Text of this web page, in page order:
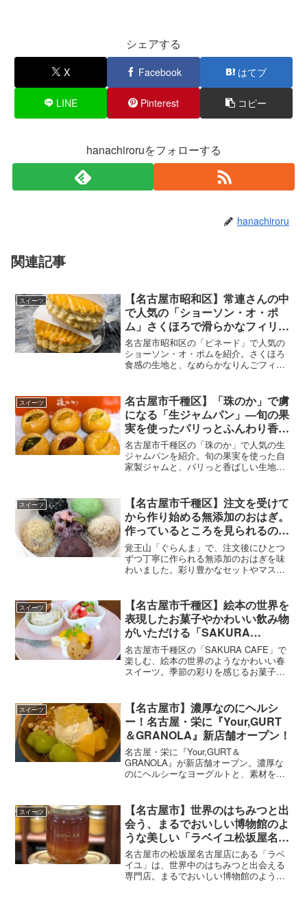
シェアする
X Facebook はてブ
LINE Pinterest コピー
hanachiroruをフォローする
hanachiroru
関連記事
スイーツ
【名古屋市昭和区】常連さんの中
で人気の「ショーソン・オ・ポ
ム」さくほろで滑らかなフィリン
グが最高！
名古屋市昭和区の「ピネード」で人気の
ショーソン・オ・ポムを紹介。さくほろ
食感の生地と、なめらかなりんごフィリ
スイーツ
名古屋市千種区】「珠のか」で虜
になる「生ジャムパン」—旬の果
実を使ったパリっとふんわり香ば
しいパン【2025】
名古屋市千種区の「珠のか」で人気の生
ジャムパンを紹介。旬の果実を使った自
家製ジャムと、パリっと香ばしい生地が
くお届けします。
スイーツ
【名古屋市千種区】注文を受けて
から作り始める無添加のおはぎ。
作っているところを見られるのも
楽しい！
覚王山「ぐらんま」で、注文後にひとつ
ずつ丁寧に作られる無添加のおはぎを味
わいました。彩り豊かなセットやマスカ
スイーツ
【名古屋市千種区】絵本の世界を
表現したお菓子やかわいい飲み物
がいただける「SAKURA
CAFE」
名古屋市千種区の「SAKURA CAFE」で
楽しむ、絵本の世界のようなかわいい春
スイーツ。季節の彩りを感じるお菓子や
スイーツ
【名古屋市】濃厚なのにヘルシ
ー！名古屋・栄に『Your,GURT
＆GRANOLA』新店舗オープン！
名古屋・栄に『Your,GURT＆
GRANOLA』が新店舗オープン。濃厚な
のにヘルシーなヨーグルトと、素材を生
スイーツ
【名古屋市】世界のはちみつと出
会う、まるでおいしい博物館のよ
うな美しい「ラベイユ松坂屋名古
屋店」
名古屋市の松坂屋名古屋店にある「ラベ
イユ」は、世界中のはちみつと出会える
専門店。まるでおいしい博物館のような